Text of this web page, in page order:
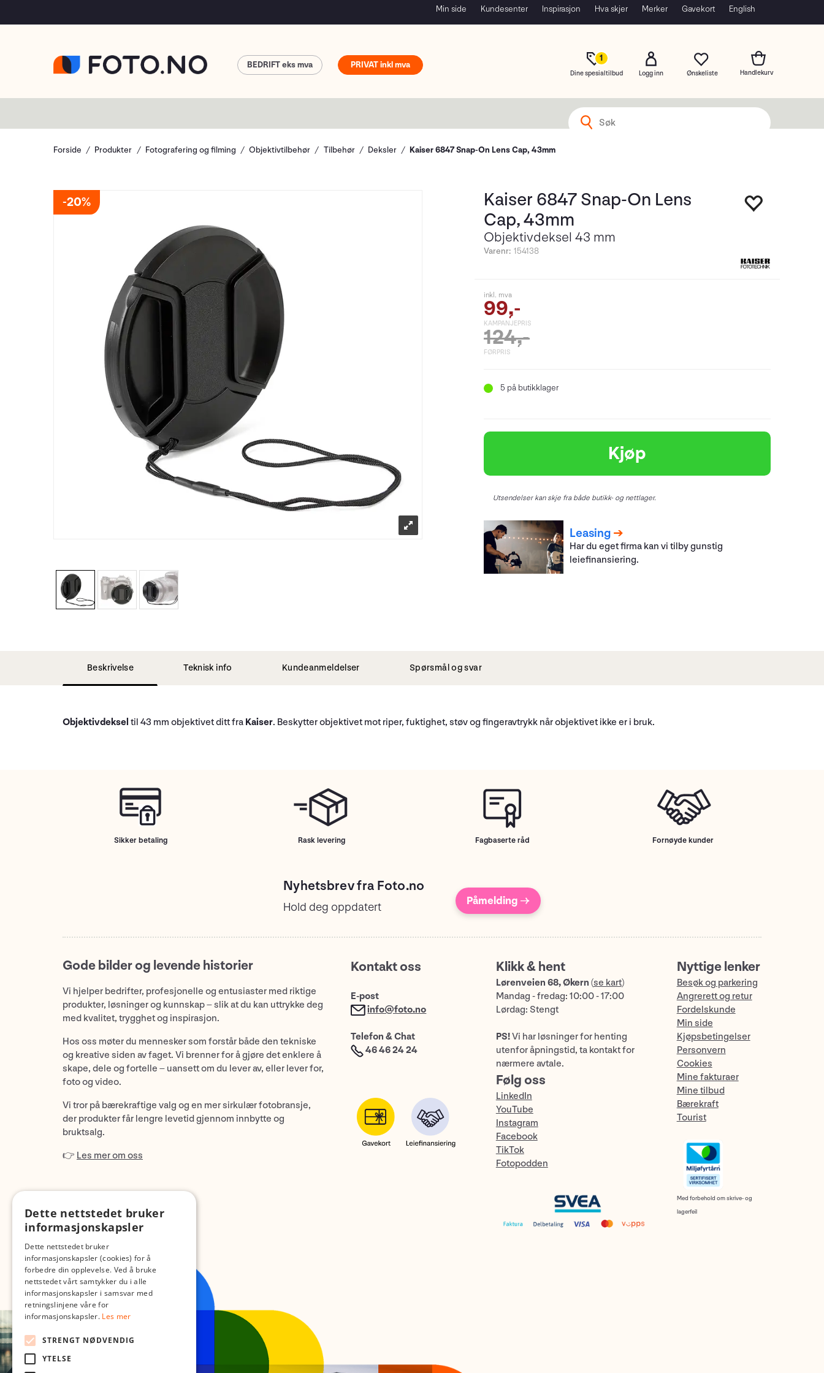
Min side Kundesenter Inspirasjon Hva skjer Merker Gavekort English
1
Dine spesialtilbud Logg inn
PRIVAT
BEDRIFT
Forside Produkter Fotografering og filming Objektivtilbehør Tilbehør Deksler Kaiser 6847 Snap-On Lens Cap, 43mm
20%
Kaiser 6847 Snap-On Lens
Cap, 43mm
Objektivdeksel 43 mm
Varenr: 154138
inkl. mva
99,-
KAMPANJEPRIS
124,-
FØRPRIS
5 på butikklager
Kjøp
Utsendelser kan skje fra både butikk- og nettlager.
Leasing
Har du eget firma kan vi tilby gunstig
leiefinansiering.
Beskrivelse Teknisk info Kundeanmeldelser Spørsmål og svar
Objektivdeksel til 43 mm objektivet ditt fra Kaiser. Beskytter objektivet mot riper, fuktighet, støv og fingeravtrykk når objektivet ikke er i bruk.
Sikker betaling Rask levering Fagbaserte råd Fornøyde kunder
Nyhetsbrev fra Foto.no
Hold deg oppdatert Påmelding →
Gode bilder og levende historier
Vi hjelper bedrifter, profesjonelle og entusiaster med riktige
produkter, løsninger og kunnskap – slik at du kan uttrykke deg
med kvalitet, trygghet og inspirasjon.
Hos oss møter du mennesker som forstår både den tekniske
og kreative siden av faget. Vi brenner for å gjøre det enklere å
skape, dele og fortelle – uansett om du lever av, eller lever for,
foto og video.
Vi tror på bærekraftige valg og en mer sirkulær fotobransje,
der produkter får lengre levetid gjennom innbytte og
bruktsalg.
👉 Les mer om oss
Kontakt oss
E-post
info@foto.no
Telefon & Chat
46 46 24 24
Klikk & hent
Lørenveien 68, Økern (se kart)
Mandag - fredag: 10:00 - 17:00
Lørdag: Stengt
PS!Vi har løsninger for henting
utenfor åpningstid, ta kontakt for
nærmere avtale.
Følg oss
LinkedIn
YouTube
Instagram
Facebook
TikTok
Fotopodden
Nyttige lenker
Besøk og parkering
Angrerett og retur
Fordelskunde
Min side
Kjøpsbetingelser
Personvern
Cookies
Mine fakturaer
Mine tilbud
Bærekraft
Tourist
Med forbehold om skrive- og
lagerfeil
Dette nettstedet bruker
informasjonskapsler
Dette nettstedet bruker
informasjonskapsler (cookies) for å
forbedre din opplevelse. Ved å bruke
nettstedet vårt samtykker du i alle
informasjonskapsler i samsvar med
retningslinjene våre for
informasjonskapsler. Les mer
STRENGT NØDVENDIG
YTELSE